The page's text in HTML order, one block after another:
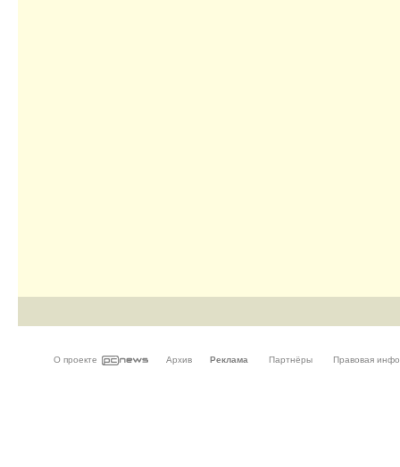
О проекте Архив Реклама Партнёры Правовая